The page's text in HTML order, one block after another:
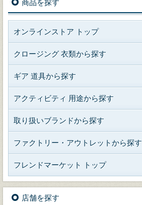
商品を探す
オンラインストア トップ
クロージング 衣類から探す
ギア 道具から探す
アクティビティ 用途から探す
取り扱いブランドから探す
ファクトリー・アウトレットから探す
フレンドマーケット トップ
店舗を探す